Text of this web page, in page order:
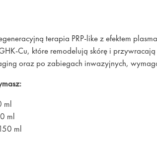
terapia PRP-like z efektem
Cu, które remodelują skórę i
oraz po zabiegach inwazyjnych,
ml
ml
ml